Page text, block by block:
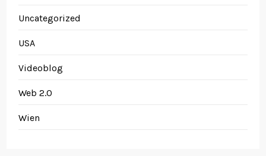
Uncategorized
USA
Videoblog
Web 2.0
Wien